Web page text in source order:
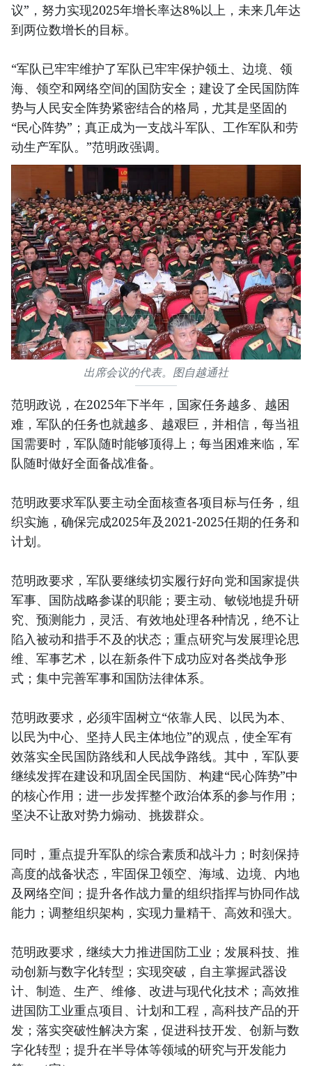
议”，努力实现2025年增长率达8%以上，未来几年达
到两位数增长的目标。
“军队已牢牢维护了军队已牢牢保护领土、边境、领
海、领空和网络空间的国防安全；建设了全民国防阵
势与人民安全阵势紧密结合的格局，尤其是坚固的
“民心阵势”；真正成为一支战斗军队、工作军队和劳
动生产军队。”范明政强调。
出席会议的代表。图自越通社
范明政说，在2025年下半年，国家任务越多、越困
难，军队的任务也就越多、越艰巨，并相信，每当祖
国需要时，军队随时能够顶得上；每当困难来临，军
队随时做好全面备战准备。
范明政要求军队要主动全面核查各项目标与任务，组
织实施，确保完成2025年及2021-2025任期的任务和
计划。
范明政要求，军队要继续切实履行好向党和国家提供
军事、国防战略参谋的职能；要主动、敏锐地提升研
究、预测能力，灵活、有效地处理各种情况，绝不让
陷入被动和措手不及的状态；重点研究与发展理论思
维、军事艺术，以在新条件下成功应对各类战争形
式；集中完善军事和国防法律体系。
范明政要求，必须牢固树立“依靠人民、以民为本、
以民为中心、坚持人民主体地位”的观点，使全军有
效落实全民国防路线和人民战争路线。其中，军队要
继续发挥在建设和巩固全民国防、构建“民心阵势”中
的核心作用；进一步发挥整个政治体系的参与作用；
坚决不让敌对势力煽动、挑拨群众。
同时，重点提升军队的综合素质和战斗力；时刻保持
高度的战备状态，牢固保卫领空、海域、边境、内地
及网络空间；提升各作战力量的组织指挥与协同作战
能力；调整组织架构，实现力量精干、高效和强大。
范明政要求，继续大力推进国防工业；发展科技、推
动创新与数字化转型；实现突破，自主掌握武器设
计、制造、生产、维修、改进与现代化技术；高效推
进国防工业重点项目、计划和工程，高科技产品的开
发；落实突破性解决方案，促进科技开发、创新与数
字化转型；提升在半导体等领域的研究与开发能力